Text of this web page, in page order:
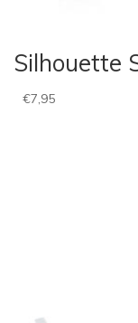
Silhouette
€7,95